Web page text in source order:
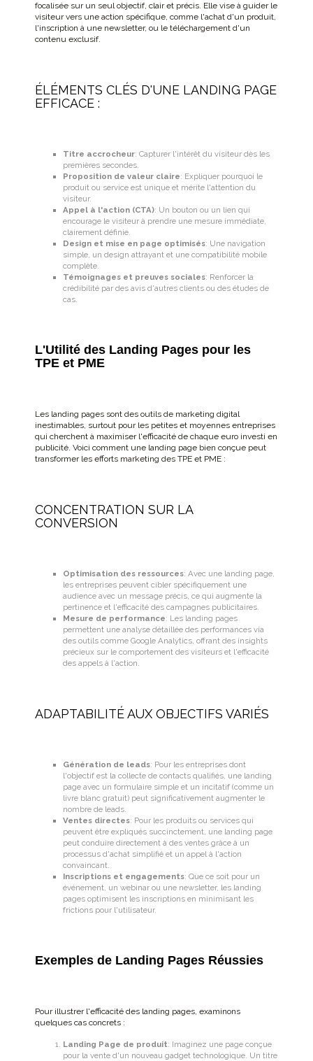
focalisée sur un seul objectif, clair et précis. Elle vise à guider le
visiteur vers une action spécifique, comme l'achat d'un produit,
l'inscription à une newsletter, ou le téléchargement d'un
contenu exclusif.
ÉLÉMENTS CLÉS D'UNE LANDING PAGE
EFFICACE :
Titre accrocheur: Capturer l'intérêt du visiteur dès les
premières secondes.
Proposition de valeur claire: Expliquer pourquoi le
produit ou service est unique et mérite l'attention du
visiteur.
Appel à l'action (CTA): Un bouton ou un lien qui
encourage le visiteur à prendre une mesure immédiate,
clairement définie.
Design et mise en page optimisés: Une navigation
simple, un design attrayant et une compatibilité mobile
complète.
Témoignages et preuves sociales: Renforcer la
crédibilité par des avis d'autres clients ou des études de
cas.
L'Utilité des Landing Pages pour les
TPE et PME
Les landing pages sont des outils de marketing digital
inestimables, surtout pour les petites et moyennes entreprises
qui cherchent à maximiser l'efficacité de chaque euro investi en
publicité. Voici comment une landing page bien conçue peut
transformer les efforts marketing des TPE et PME :
CONCENTRATION SUR LA
CONVERSION
Optimisation des ressources: Avec une landing page,
les entreprises peuvent cibler spécifiquement une
audience avec un message précis, ce qui augmente la
pertinence et l'efficacité des campagnes publicitaires.
Mesure de performance: Les landing pages
permettent une analyse détaillée des performances via
des outils comme Google Analytics, offrant des insights
précieux sur le comportement des visiteurs et l'efficacité
des appels à l'action.
ADAPTABILITÉ AUX OBJECTIFS VARIÉS
Génération de leads: Pour les entreprises dont
l'objectif est la collecte de contacts qualifiés, une landing
page avec un formulaire simple et un incitatif (comme un
livre blanc gratuit) peut significativement augmenter le
nombre de leads.
Ventes directes: Pour les produits ou services qui
peuvent être expliqués succinctement, une landing page
peut conduire directement à des ventes grâce à un
processus d'achat simplifié et un appel à l'action
convaincant.
Inscriptions et engagements: Que ce soit pour un
événement, un webinar ou une newsletter, les landing
pages optimisent les inscriptions en minimisant les
frictions pour l'utilisateur.
Exemples de Landing Pages Réussies
Pour illustrer l'efficacité des landing pages, examinons
quelques cas concrets :
Landing Page de produit: Imaginez une page conçue
pour la vente d'un nouveau gadget technologique. Un titre